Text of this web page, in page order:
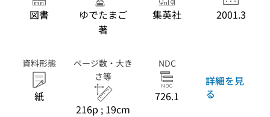
図書
ゆでたまご
著
集英社 2001.3
資料形態
紙
ページ数・大き
さ等
216p ; 19cm
NDC
726.1
詳細を見
る